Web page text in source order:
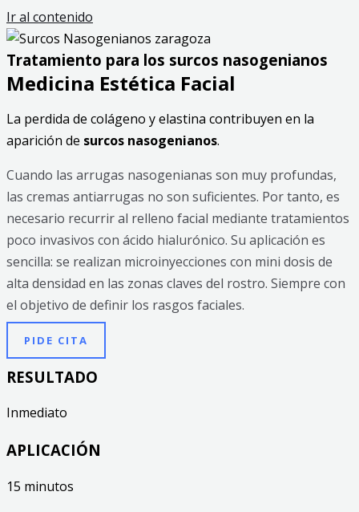
Ir al contenido
Tratamiento para los surcos nasogenianos
Medicina Estética Facial
La perdida de colágeno y elastina contribuyen en la
aparición de surcos nasogenianos.
Cuando las arrugas nasogenianas son muy profundas,
las cremas antiarrugas no son suficientes. Por tanto, es
necesario recurrir al relleno facial mediante tratamientos
poco invasivos con ácido hialurónico. Su aplicación es
sencilla: se realizan microinyecciones con mini dosis de
alta densidad en las zonas claves del rostro. Siempre con
el objetivo de definir los rasgos faciales.
PIDE CITA
RESULTADO
Inmediato
APLICACIÓN
15 minutos